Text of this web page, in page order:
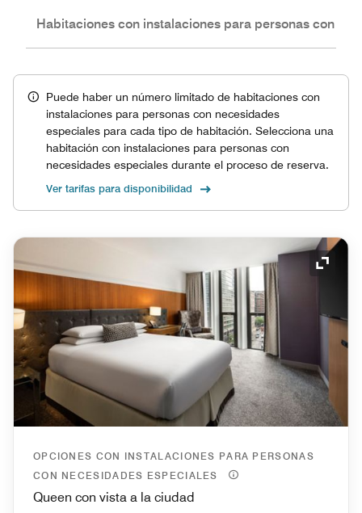
Habitaciones con instalaciones para personas con
Puede haber un número limitado de habitaciones con
instalaciones para personas con necesidades
especiales para cada tipo de habitación. Selecciona una
habitación con instalaciones para personas con
necesidades especiales durante el proceso de reserva.
Ver tarifas para disponibilidad
Icono
OPCIONES CON INSTALACIONES PARA PERSONAS
CON NECESIDADES ESPECIALES
Queen con vista a la ciudad